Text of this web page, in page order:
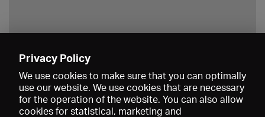
Privacy Policy
We use cookies to make sure that you can optimally
use our website. We use cookies that are necessary
for the operation of the website. You can also allow
cookies for statistical, marketing and